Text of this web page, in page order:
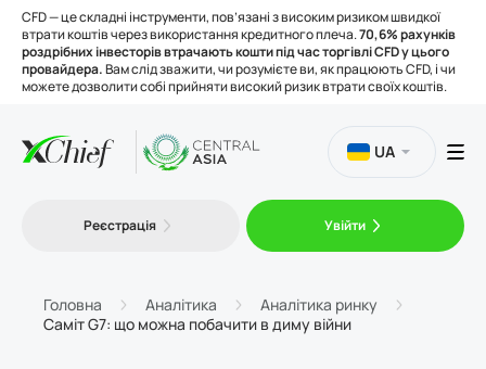
CFD — це складні інструменти, пов’язані з високим ризиком швидкої
втрати коштів через використання кредитного плеча.70,6% рахунків
роздрібних інвесторів втрачають кошти під час торгівлі CFD у цього
провайдера.Вам слід зважити, чи розумієте ви, як працюють CFD, і чи
можете дозволити собі прийняти високий ризик втрати своїх коштів.
Торгівля
UA
Реєстрація Увійти
Головна Аналітика
Аналітика ринку
Саміт G7: що можна побачити в диму війни